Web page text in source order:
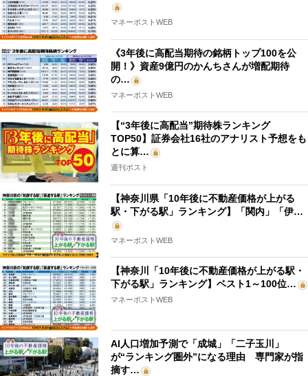
マネーポストWEB
《3年後に高配当期待の銘柄トップ100を公
開！》資産9億円のかんちさんが増配期待
の…
マネーポストWEB
【“3年後に高配当”期待株ランキング
TOP50】証券会社16社のアナリスト予想をも
とに算…
週刊ポスト
【神奈川県「10年後に不動産価格が上がる
駅・下がる駅」ランキング】「関内」「伊…
マネーポストWEB
【神奈川「10年後に不動産価格が上がる駅・
下がる駅」ランキング】ベスト1～100位…
マネーポストWEB
AI人口増加予測で「成城」「二子玉川」
が“ランキング圏外”になる理由 専門家が指
摘す…